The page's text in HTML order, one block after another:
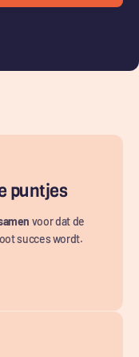
puntjes
voor dat de
succes wordt.